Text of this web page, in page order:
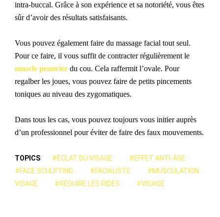
intra-buccal. Grâce à son expérience et sa notoriété, vous êtes
sûr d’avoir des résultats satisfaisants.
Vous pouvez également faire du massage facial tout seul.
Pour ce faire, il vous suffit de contracter régulièrement le
muscle peaucier du cou. Cela raffermit l’ovale. Pour
regalber les joues, vous pouvez faire de petits pincements
toniques au niveau des zygomatiques.
Dans tous les cas, vous pouvez toujours vous initier auprès
d’un professionnel pour éviter de faire des faux mouvements.
TOPICS #ÉCLAT DU VISAGE
#EFFET ANTI-ÂGE
#FACE SCULPTING
#FACIALISTE
#MUSCULATION
VISAGE
#RÉDUIRE LES RIDES #VISAGE